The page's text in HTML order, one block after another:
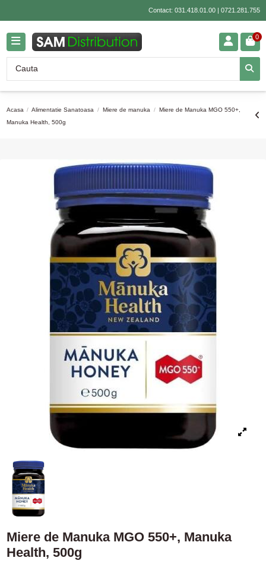
Contact: 031.418.01.00| 0721.281.755
0
Acasa Alimentatie Sanatoasa Miere de manuka
Miere de Manuka MGO 550+,
Manuka Health, 500g
Miere de Manuka MGO 550+, Manuka
Health, 500g